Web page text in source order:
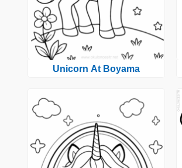
Unicorn At Boyama